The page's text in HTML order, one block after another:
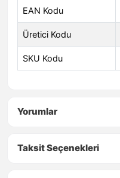
EAN Kodu
Üretici Kodu
SKU Kodu
Yorumlar
Taksit Seçenekleri